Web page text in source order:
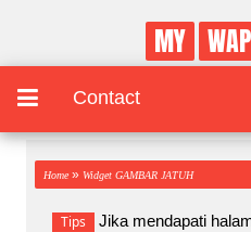
MY
Contact
Home » Widget GAMBAR JATUH
Tips
Jika mendapati